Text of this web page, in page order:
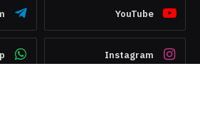
YouTube
Instagram